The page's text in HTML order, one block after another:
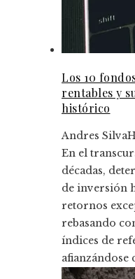
Los 10
rentables y
histórico
Andres Silva
En el
décadas,
de inversión
retornos
rebasando
índices de
afianzándose